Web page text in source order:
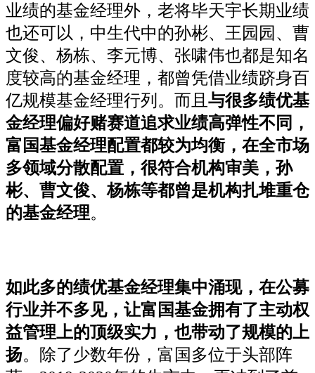
业绩的基金经理外，老将毕天宇长期业绩
也还可以，中生代中的孙彬、王园园、曹
文俊、杨栋、李元博、张啸伟也都是知名
度较高的基金经理，都曾凭借业绩跻身百
亿规模基金经理行列。而且 与很多绩优基
金经理偏好赌赛道追求业绩高弹性不同，
富国基金经理配置都较为均衡，在全市场
多领域分散配置，很符合机构审美，孙
彬、曹文俊、杨栋等都曾是机构扎堆重仓
的基金经理。
如此多的绩优基金经理集中涌现，在公募
行业并不多见，让富国基金拥有了主动权
益管理上的顶级实力，也带动了规模的上
扬。除了少数年份，富国多位于头部阵